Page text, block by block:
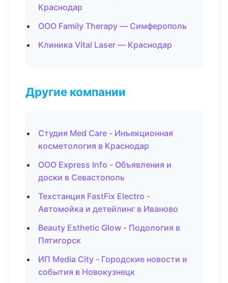
Краснодар
ООО Family Therapy — Симферополь
Клиника Vital Laser — Краснодар
Другие компании
Студия Med Care - Инъекционная
косметология в Краснодар
ООО Express Info - Объявления и
доски в Севастополь
Техстанция FastFix Electro -
Автомойка и детейлинг в Иваново
Beauty Esthetic Glow - Подология в
Пятигорск
ИП Media City - Городские новости и
события в Новокузнецк